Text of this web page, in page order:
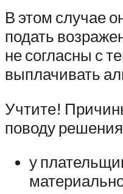
В этом случае
подать
не согласны с
выплачивать
Учтите!
поводу
у